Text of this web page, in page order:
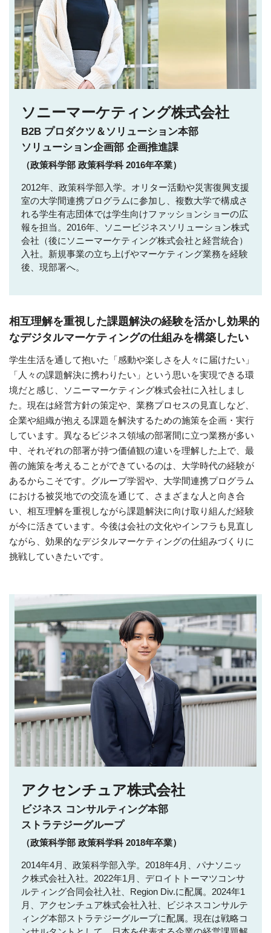
ソニーマーケティング株式会社
B2B プロダクツ＆ソリューション本部
ソリューション企画部 企画推進課
（政策科学部 政策科学科 2016年卒業）
2012年、政策科学部入学。オリター活動や災害復興支援
室の大学間連携プログラムに参加し、複数大学で構成さ
れる学生有志団体では学生向けファッションショーの広
報を担当。2016年、ソニービジネスソリューション株式
会社（後にソニーマーケティング株式会社と経営統合）
入社。新規事業の立ち上げやマーケティング業務を経験
後、現部署へ。
相互理解を重視した課題解決の経験を活かし効果的
なデジタルマーケティングの仕組みを構築したい
学生生活を通して抱いた「感動や楽しさを人々に届けたい」
「人々の課題解決に携わりたい」という思いを実現できる環
境だと感じ、ソニーマーケティング株式会社に入社しまし
た。現在は経営方針の策定や、業務プロセスの見直しなど、
企業や組織が抱える課題を解決するための施策を企画・実行
しています。異なるビジネス領域の部署間に立つ業務が多い
中、それぞれの部署が持つ価値観の違いを理解した上で、最
善の施策を考えることができているのは、大学時代の経験が
あるからこそです。グループ学習や、大学間連携プログラム
における被災地での交流を通じて、さまざまな人と向き合
い、相互理解を重視しながら課題解決に向け取り組んだ経験
が今に活きています。今後は会社の文化やインフラも見直し
ながら、効果的なデジタルマーケティングの仕組みづくりに
挑戦していきたいです。
アクセンチュア株式会社
ビジネス コンサルティング本部
ストラテジーグループ
（政策科学部 政策科学科 2018年卒業）
2014年4月、政策科学部入学。2018年4月、パナソニッ
ク株式会社入社。2022年1月、デロイトトーマツコンサ
ルティング合同会社入社、Region Div.に配属。2024年1
月、アクセンチュア株式会社入社、ビジネスコンサルテ
ィング本部ストラテジーグループに配属。現在は戦略コ